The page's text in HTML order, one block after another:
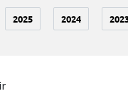
2025 2024